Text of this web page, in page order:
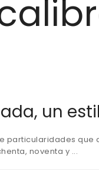
un
particularidades que
noventa y ...